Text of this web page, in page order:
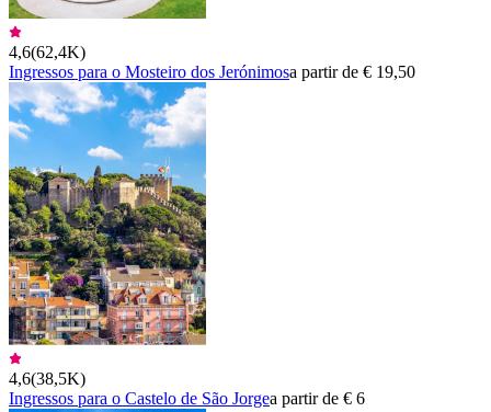
4,6(62,4K)
Ingressos para o Mosteiro dos Jerónimosa partir de € 19,50
4,6(38,5K)
Ingressos para o Castelo de São Jorgea partir de € 6